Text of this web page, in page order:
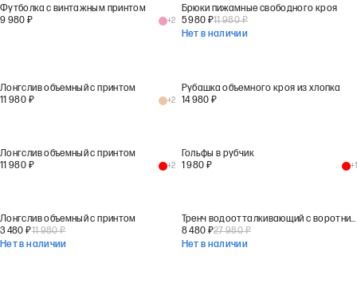
Футболка с винтажным принтом
9 980 ₽ +2
Брюки пижамные свободного кроя
5 980 ₽11 980₽
Нет в наличии
Лонгслив объемный с принтом
11 980 ₽ +2
Рубашка объемного кроя из хлопка
14 980 ₽
Лонгслив объемный с принтом
11 980 ₽ +2
Гольфы в рубчик
1 980 ₽ +1
Лонгслив объемный с принтом
3 480 ₽11 980₽
Нет в наличии
Тренч водоотталкивающий с воротником-стойкой
8 480 ₽27 980₽
Нет в наличии